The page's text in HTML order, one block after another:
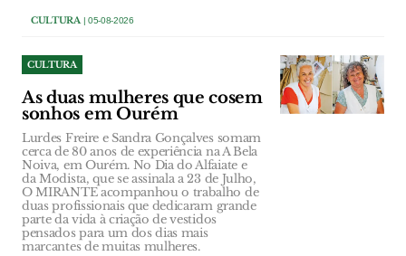
CULTURA| 05-08-2026
CULTURA
As duas mulheres que cosem
sonhos em Ourém
Lurdes Freire e Sandra Gonçalves somam
cerca de 80 anos de experiência na A Bela
Noiva, em Ourém. No Dia do Alfaiate e
da Modista, que se assinala a 23 de Julho,
O MIRANTE acompanhou o trabalho de
duas profissionais que dedicaram grande
parte da vida à criação de vestidos
pensados para um dos dias mais
marcantes de muitas mulheres.